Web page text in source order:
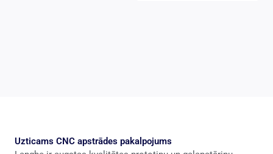
Uzticams CNC apstrādes pakalpojums